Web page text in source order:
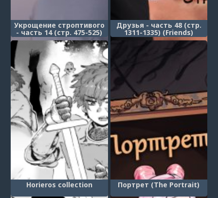
Укрощение строптивого
- часть 14 (стр. 475-525)
(Taming the Beast)
Друзья - часть 48 (стр.
1311-1335) (Friends)
Horieros collection Портрет (The Portrait)